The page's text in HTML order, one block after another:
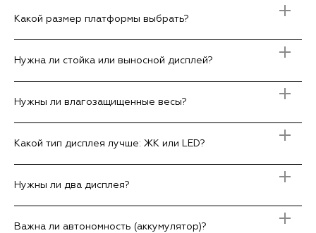
Какой размер платформы выбрать?
Нужна ли стойка или выносной дисплей?
Нужны ли влагозащищенные весы?
Какой тип дисплея лучше: ЖК или LED?
Нужны ли два дисплея?
Важна ли автономность (аккумулятор)?